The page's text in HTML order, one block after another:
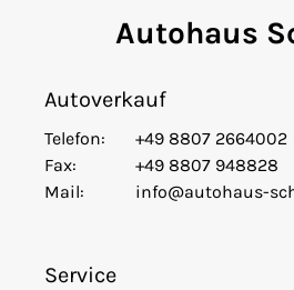
Autohaus
Autoverkauf
Telefon:
+49 8807 2664002
Fax:
+49 8807 948828
Mail:
info@autohaus-
Service